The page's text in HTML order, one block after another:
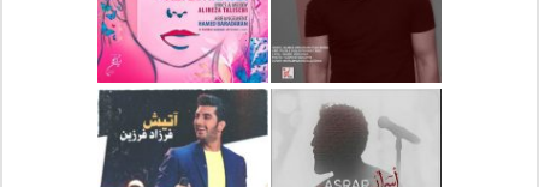
دانلود آهنگ جدید رضا
بهرام بنام نگار
دانلود آهنگ جدید علی
لهراسبی بنام صورت